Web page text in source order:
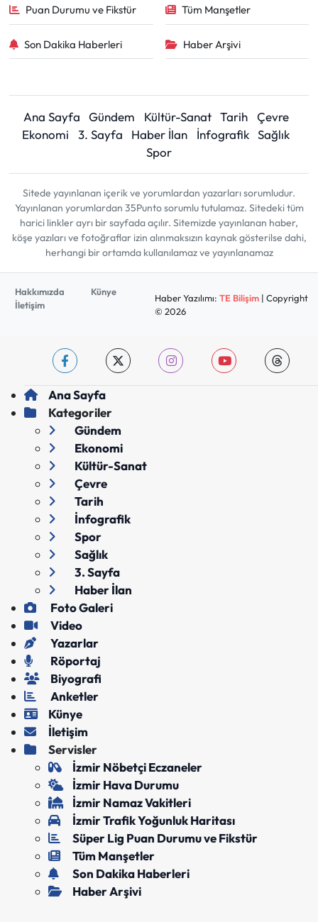
Puan Durumu ve Fikstür Tüm Manşetler
Son Dakika Haberleri Haber Arşivi
Ana Sayfa Gündem Kültür-Sanat Tarih
Çevre
Ekonomi
3. Sayfa Haber İlan İnfografik Sağlık
Spor
Sitede yayınlanan içerik ve yorumlardan yazarları sorumludur.
Yayınlanan yorumlardan 35Punto sorumlu tutulamaz. Sitedeki tüm
harici linkler ayrı bir sayfada açılır. Sitemizde yayınlanan haber,
köşe yazıları ve fotoğraflar izin alınmaksızın kaynak gösterilse dahi,
herhangi bir ortamda kullanılamaz ve yayınlanamaz
Hakkımızda
Künye
İletişim
Haber Yazılımı: TE Bilişim| Copyright
© 2026
Ana Sayfa
Kategoriler
Gündem
Ekonomi
Kültür-Sanat
Çevre
Tarih
İnfografik
Spor
Sağlık
3. Sayfa
Haber İlan
Foto Galeri
Video
Yazarlar
Röportaj
Biyografi
Anketler
Künye
İletişim
Servisler
İzmir Nöbetçi Eczaneler
İzmir Hava Durumu
İzmir Namaz Vakitleri
İzmir Trafik Yoğunluk Haritası
Süper Lig Puan Durumu ve Fikstür
Tüm Manşetler
Son Dakika Haberleri
Haber Arşivi